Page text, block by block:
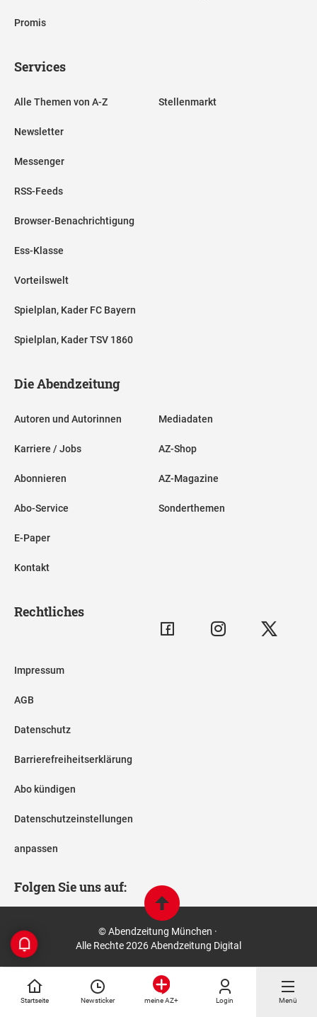
Startseite Newsticker meine AZ+ Login Menü
Promis
Services
Alle Themen von A-Z
Newsletter
Messenger
RSS-Feeds
Browser-Benachrichtigung
Ess-Klasse
Vorteilswelt
Spielplan, Kader FC Bayern
Spielplan, Kader TSV 1860
Stellenmarkt
Die Abendzeitung
Autoren und Autorinnen
Karriere / Jobs
Abonnieren
Abo-Service
E-Paper
Kontakt
Mediadaten
AZ-Shop
AZ-Magazine
Sonderthemen
Rechtliches
Impressum
AGB
Datenschutz
Barrierefreiheitserklärung
Abo kündigen
Datenschutzeinstellungen
anpassen
Folgen Sie uns auf:
© Abendzeitung München ·
Alle Rechte 2026 Abendzeitung Digital